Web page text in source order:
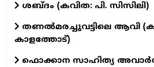
ശബ്ദം (കവിത: പി. സിസിലി)
തണൽമരച്ചുവട്ടിലെ ആവി
കാളത്തോട്)
ഫൊക്കാന സാഹിത്യ